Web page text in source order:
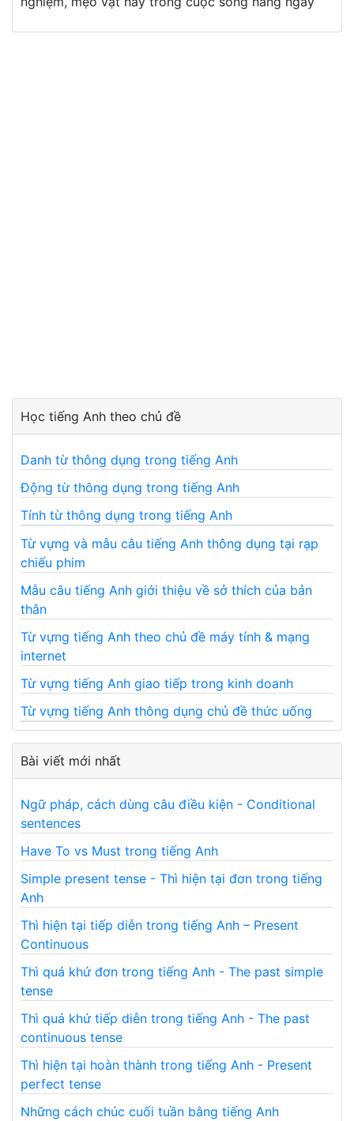
Học tiếng Anh theo chủ đề
Danh từ thông dụng trong tiếng Anh
Động từ thông dụng trong tiếng Anh
Tính từ thông dụng trong tiếng Anh
Từ vựng và mẫu câu tiếng Anh thông dụng tại rạp
chiếu phim
Mẫu câu tiếng Anh giới thiệu về sở thích của bản
thân
Từ vựng tiếng Anh theo chủ đề máy tính & mạng
internet
Từ vựng tiếng Anh giao tiếp trong kinh doanh
Từ vựng tiếng Anh thông dụng chủ đề thức uống
Bài viết mới nhất
Ngữ pháp, cách dùng câu điều kiện - Conditional
sentences
Have To vs Must trong tiếng Anh
Simple present tense - Thì hiện tại đơn trong tiếng
Anh
Thì hiện tại tiếp diễn trong tiếng Anh – Present
Continuous
Thì quá khứ đơn trong tiếng Anh - The past simple
tense
Thì quá khứ tiếp diễn trong tiếng Anh - The past
continuous tense
Thì hiện tại hoàn thành trong tiếng Anh - Present
perfect tense
Những cách chúc cuối tuần bằng tiếng Anh